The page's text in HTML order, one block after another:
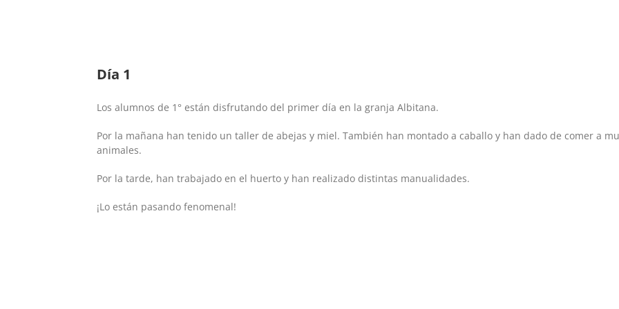
Día 1
Los alumnos de 1° están disfrutando del primer día en la granja Albitana.
Por la mañana han tenido un taller de abejas y miel. También han montado a caballo y han dado de comer a
animales.
Por la tarde, han trabajado en el huerto y han realizado distintas manualidades.
¡Lo están pasando fenomenal!